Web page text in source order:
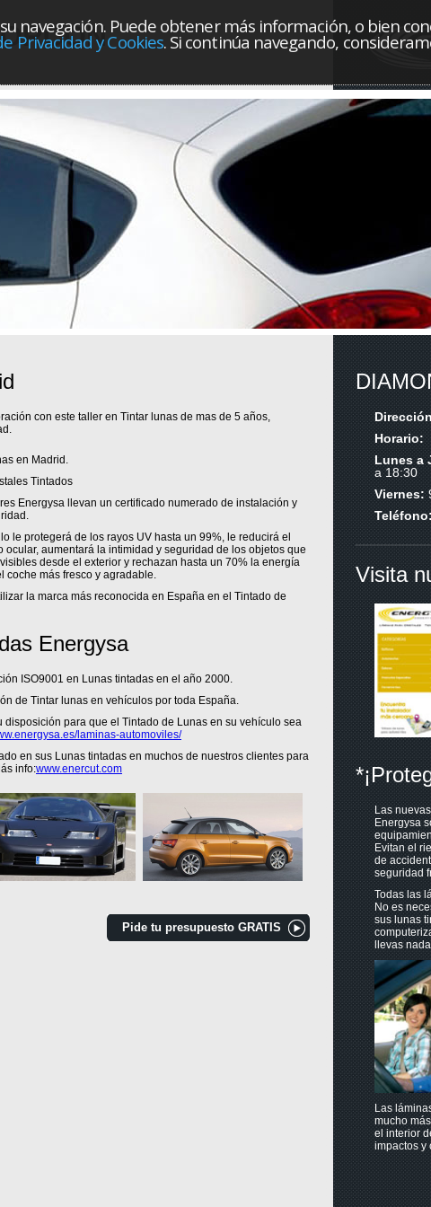
navegación. Puede obtener más información, o bien
Privacidad y Cookies. Si continúa navegando,
con este taller en Tintar lunas de mas de 5 años,
en Madrid.
Tintados
Energysa llevan un certificado numerado de instalación y
le protegerá de los rayos UV hasta un 99%, le reducirá el
ocular, aumentará la intimidad y seguridad de los objetos que
desde el exterior y rechazan hasta un 70% la energía
coche más fresco y agradable.
la marca más reconocida en España en el Tintado de
Energysa
ISO9001 en Lunas tintadas en el año 2000.
de Tintar lunas en vehículos por toda España.
disposición para que el Tintado de Lunas en su vehículo sea
laminas-automoviles/
en sus Lunas tintadas en muchos de nuestros clientes para
info:www.enercut.com
Pide tu presupuesto GRATIS
Horario:
Lunes a
a 18:30
Viernes:
Visita
Las
Energysa
Evitan el
de
seguridad
Todas las
No es
sus lunas
llevas
Las
mucho
el interior
impactos y